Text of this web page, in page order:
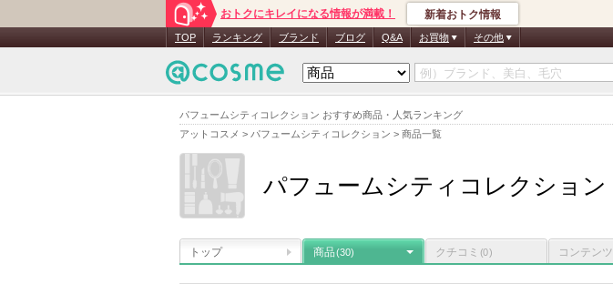
パフュームシティコレクション おすすめ商品・人気ランキング
アットコスメ > パフュームシティコレクション > 商品一覧
おトクにキレイになる情報が満載！ 新着おトク情報
TOP ランキング ブランド ブログ Q&A お買物 その他
パフュームシティコレクション
トップ 商品(30) クチコミ (0) コンテンツ